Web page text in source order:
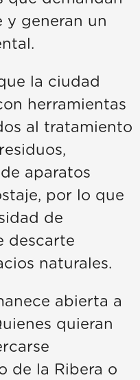
y generan un
la ciudad
herramientas
al tratamiento
aparatos
por lo que
de
descarte
naturales.
abierta a
quieran
de la Ribera o